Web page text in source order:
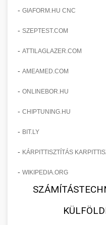
- GIAFORM.HU CNC
- SZEPTEST.COM
- ATTILAGLAZER.COM
- AMEAMED.COM
- ONLINEBOR.HU
- CHIPTUNING.HU
- BIT.LY
- KÁRPITTISZTÍTÁS
- WIKIPEDIA.ORG